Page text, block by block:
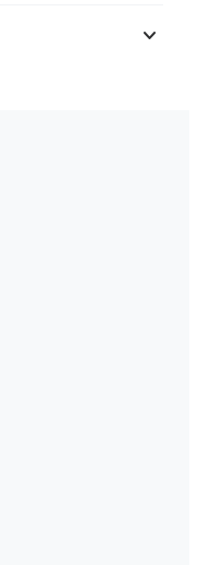
keyboard_arrow_down